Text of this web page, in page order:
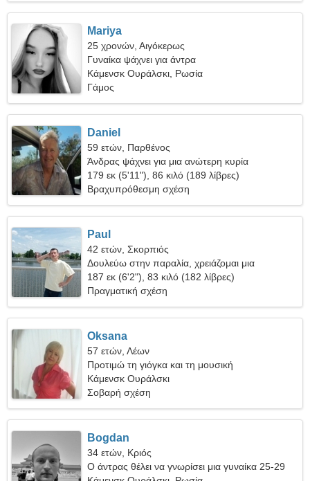
Mariya
25 χρονών, Αιγόκερως
Γυναίκα ψάχνει για άντρα
Κάμενσκ Ουράλσκι, Ρωσία
Γάμος
Daniel
59 ετών, Παρθένος
Άνδρας ψάχνει για μια ανώτερη κυρία
179 εκ (5'11"), 86 κιλό (189 λίβρες)
Βραχυπρόθεσμη σχέση
Paul
42 ετών, Σκορπιός
Δουλεύω στην παραλία, χρειάζομαι μια
συναισθηματική γυναίκα
187 εκ (6'2"), 83 κιλό (182 λίβρες)
Πραγματική σχέση
Oksana
57 ετών, Λέων
Προτιμώ τη γιόγκα και τη μουσική
Κάμενσκ Ουράλσκι
Σοβαρή σχέση
Bogdan
34 ετών, Κριός
Ο άντρας θέλει να γνωρίσει μια γυναίκα 25-29